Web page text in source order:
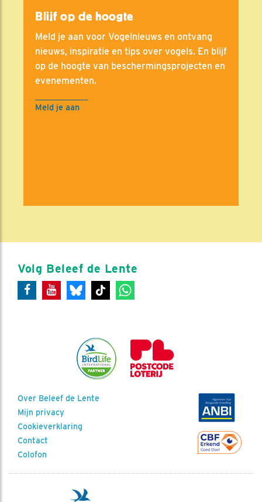
Blijf op de hoogte
Meld je aan voor Vogelnieuws en ontvang
nieuws, inspiratie en tips over vogels. En blijf
op de hoogte van beschermingsprojecten en
evenementen.
Meld je aan
Volg Beleef de Lente
Over Beleef de Lente
Mijn privacy
Cookieverklaring
Contact
Colofon